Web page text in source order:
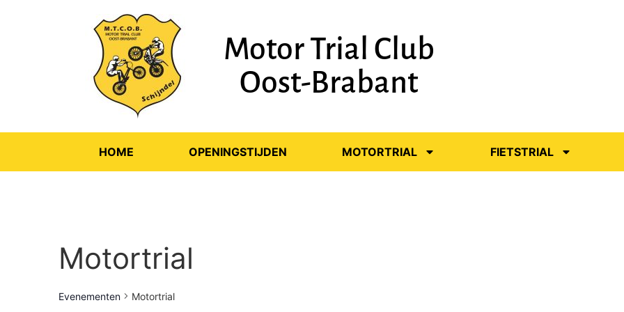
Motor Trial Club
Oost-Brabant
HOME OPENINGSTIJDEN MOTORTRIAL FIETSTRIAL
Motortrial
Evenementen Motortrial